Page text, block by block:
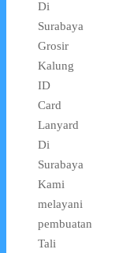
Di
Surabaya
Grosir
Kalung
ID
Card
Lanyard
Di
Surabaya
Kami
melayani
pembuatan
Tali